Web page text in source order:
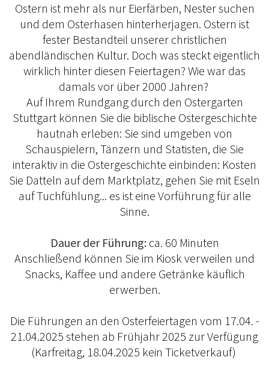
Ostern ist mehr als nur Eierfärben, Nester suchen
und dem Osterhasen hinterherjagen. Ostern ist
fester Bestandteil unserer christlichen
abendländischen Kultur. Doch was steckt eigentlich
wirklich hinter diesen Feiertagen? Wie war das
damals vor über 2000 Jahren?
Auf Ihrem Rundgang durch den Ostergarten
Stuttgart können Sie die biblische Ostergeschichte
hautnah erleben: Sie sind umgeben von
Schauspielern, Tänzern und Statisten, die Sie
interaktiv in die Ostergeschichte einbinden: Kosten
Sie Datteln auf dem Marktplatz, gehen Sie mit Eseln
auf Tuchfühlung... es ist eine Vorführung für alle
Sinne.
Dauer der Führung:ca. 60 Minuten
Anschließend können Sie im Kiosk verweilen und
Snacks, Kaffee und andere Getränke käuflich
erwerben.
Die Führungen an den Osterfeiertagen vom 17.04. -
21.04.2025 stehen ab Frühjahr 2025 zur Verfügung
(Karfreitag, 18.04.2025 kein Ticketverkauf)